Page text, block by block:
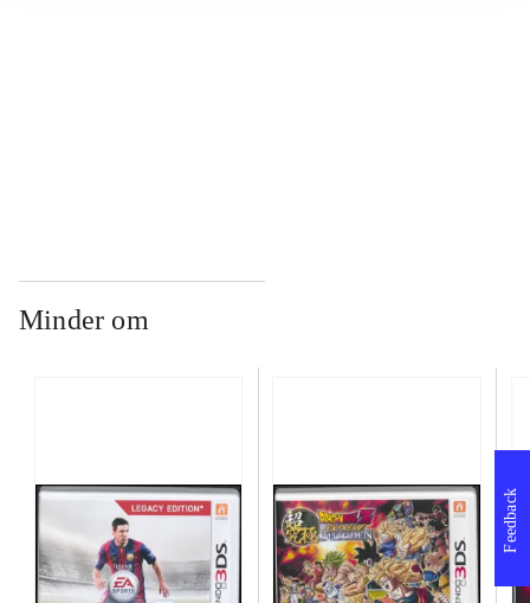
Minder om
Feedback